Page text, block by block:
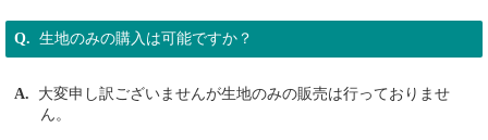
生地のみの購入は可能ですか？
大変申し訳ございませんが生地のみの販売は行っておりませ
ん。